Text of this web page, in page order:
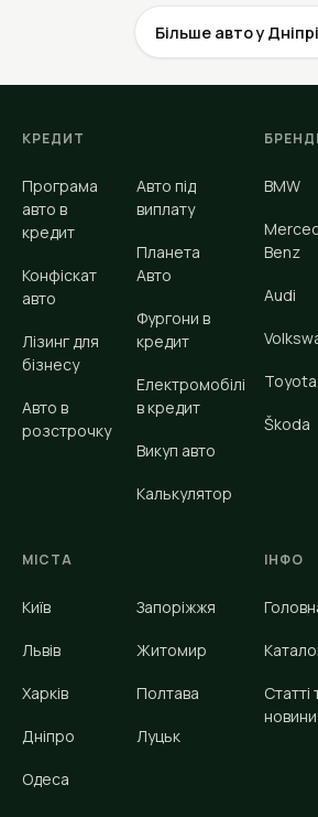
Більше авто у
КРЕДИТ
Програма
авто в
кредит
Конфіскат
авто
Лізинг для
бізнесу
Авто в
розстрочку
Авто під
виплату
Планета
Авто
Фургони в
кредит
Електромобілі
в кредит
Викуп авто
Калькулятор
BMW
Benz
Audi
Toyota
Škoda
МІСТА
Київ
Львів
Харків
Дніпро
Одеса
Запоріжжя
Житомир
Полтава
Луцьк
ІНФО
Статті
новини